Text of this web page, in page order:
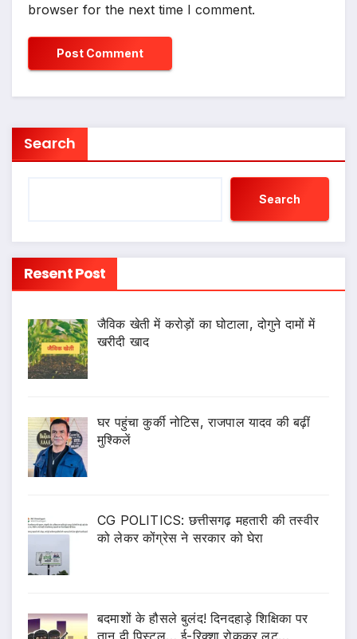
browser for the next time I comment.
Search
Search
Resent Post
जैविक खेती में करोड़ों का घोटाला, दोगुने दामों में
खरीदी खाद
घर पहुंचा कुर्की नोटिस, राजपाल यादव की बढ़ीं
मुश्किलें
CG POLITICS: छत्तीसगढ़ महतारी की तस्वीर
को लेकर कोंग्रेस ने सरकार को घेरा
बदमाशों के हौसले बुलंद! दिनदहाड़े शिक्षिका पर
तान दी पिस्टल… ई-रिक्शा रोककर लूट…